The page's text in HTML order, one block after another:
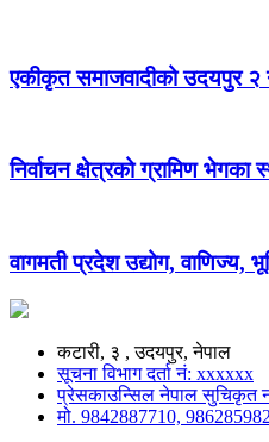
एकीकृत समाजवादीको उदयपुर २
निर्वाचन क्षेत्रको ग्रामिण
वागमती प्रदेश उद्योग, वाणिज्य,
कटारी, ३ , उदयपुर, नेपाल
सूचना विभाग दर्ता नं: xxxxxx
प्रेसकाउन्सिल नेपाल सुचिकृत
मो. 9842887710,